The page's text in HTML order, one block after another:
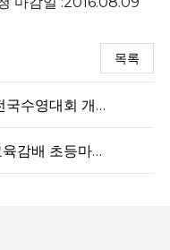
목록
제13회 꿈나무 전국수영대회 개최통보
제13회 경기도교육감배 초등마스터즈 수영대회 개최통보